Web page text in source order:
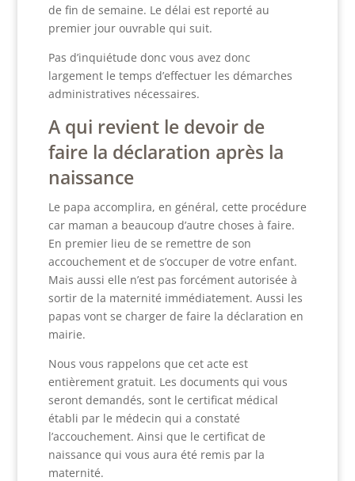
de fin de semaine. Le délai est reporté au
premier jour ouvrable qui suit.
Pas d’inquiétude donc vous avez donc
largement le temps d’effectuer les démarches
administratives nécessaires.
A qui revient le devoir de
faire la déclaration après la
naissance
Le papa accomplira, en général, cette procédure
car maman a beaucoup d’autre choses à faire.
En premier lieu de se remettre de son
accouchement et de s’occuper de votre enfant.
Mais aussi elle n’est pas forcément autorisée à
sortir de la maternité immédiatement. Aussi les
papas vont se charger de faire la déclaration en
mairie.
Nous vous rappelons que cet acte est
entièrement gratuit. Les documents qui vous
seront demandés, sont le certificat médical
établi par le médecin qui a constaté
l’accouchement. Ainsi que le certificat de
naissance qui vous aura été remis par la
maternité.